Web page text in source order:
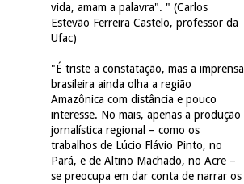
vida, amam a palavra". " (Carlos
Estevão Ferreira Castelo, professor da
Ufac)
"É triste a constatação, mas a imprensa
brasileira ainda olha a região
Amazônica com distância e pouco
interesse. No mais, apenas a produção
jornalística regional – como os
trabalhos de Lúcio Flávio Pinto, no
Pará, e de Altino Machado, no Acre –
se preocupa em dar conta de narrar os